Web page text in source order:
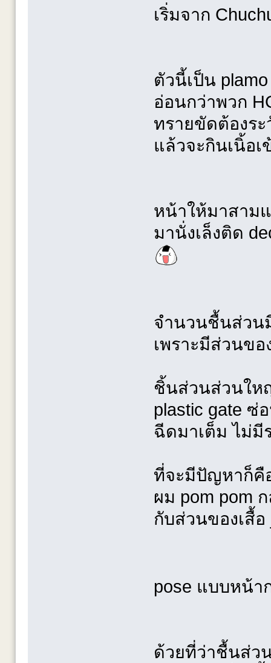
เริ่มจาก
ตัวนี้เป็น
อ่อนกว่าพวก
ทรายขัดต้องระ
แล้วจะกินเนิ้อเ
หน้าให้มาสาม
มานั่งเล็งติด
จำนวนชื้นส่วน
เพราะมีส่วนข
ชิ้นส่วนส่วนให
plastic gate
ฉีดมาเต็ม ไม่
ที่จะมีปัญหาก็คื
ผม pom pom
กับส่วนของเสื้
pose แบบหน้
ด้วยที่ว่าชื้นส่ว